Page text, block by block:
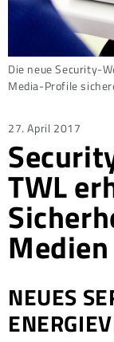
Die neue Security-
Media-Profile
Posted
on
27. April 2017
TWL
Medien
NEUES